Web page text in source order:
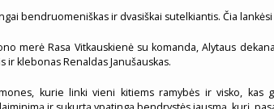
bendruomeniškas ir dvasiškai sutelkiantis. Čia
merė Rasa Vitkauskienė su komanda, Alytaus
ir klebonas Renaldas Janušauskas.
kurie linki vieni kitiems ramybės ir visko, kas